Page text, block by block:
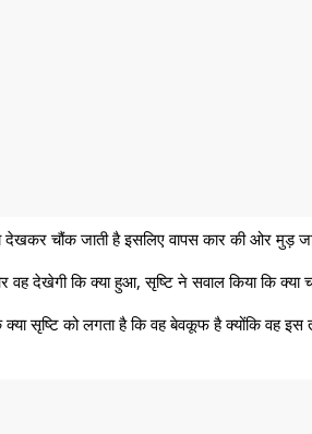
चौंक जाती है इसलिए वापस कार की ओर मुड़
देखेगी कि क्या हुआ, सृष्टि ने सवाल किया कि क्या
सृष्टि को लगता है कि वह बेवकूफ है क्योंकि वह